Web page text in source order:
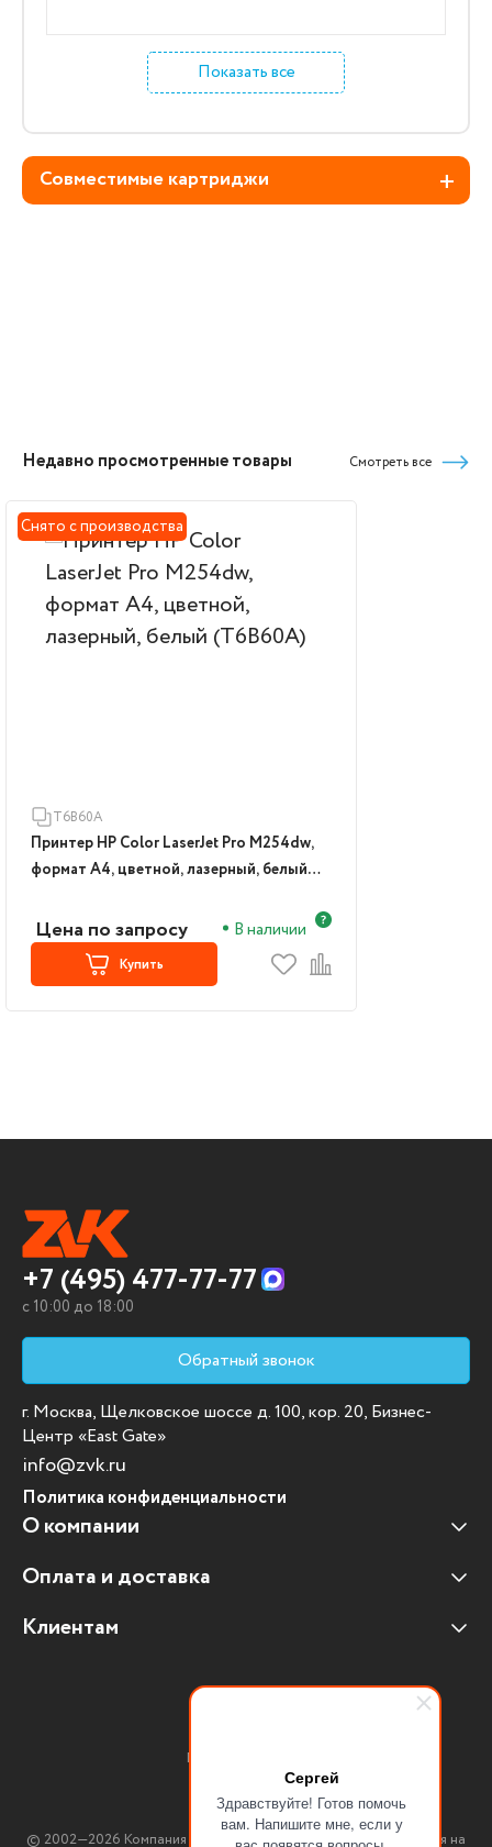
Сергей
Здравствуйте! Готов помочь
вам. Напишите мне, если у
Показать все
Совместимые картриджи
Недавно просмотренные товары Смотреть все
Снято с производства
T6B60A
Принтер HP Color LaserJet Pro M254dw,
формат А4, цветной, лазерный, белый
Цена по запросу В наличии
Купить
+7 (495) 477-77-77
c 10:00 до 18:00
Обратный звонок
г. Москва, Щелковское шоссе д. 100, кор. 20, Бизнес-
Центр «East Gate»
info@zvk.ru
Политика конфиденциальности
О компании
Наши клиенты
Отзывы клиентов
Оплата и доставка
Оплата и доставка
Клиентам
Мультимедийное оборудование
© 2002—2026 Компания ЗВК. *Вся информация, опубликованная на
Присоединяйтесь: